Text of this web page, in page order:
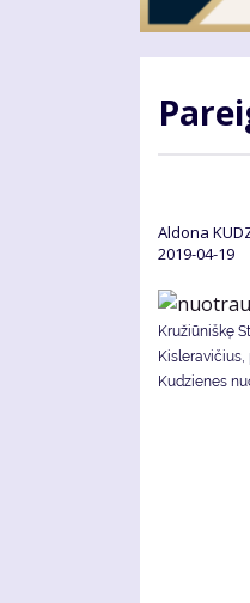
Aldona
2019-04-19
Kružiūniškę
Kudzienes